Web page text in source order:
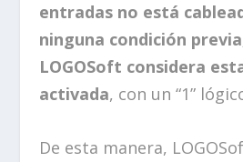
entradas no está
ninguna condición
LOGOSoft considera
activada, con un “1”
De esta manera,